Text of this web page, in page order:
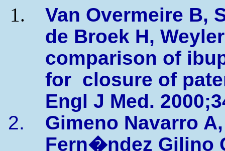
Van Overmeire B,
de Broek H,
comparison of
for closure of
Engl J Med.
Gimeno Navarro
Fern�ndez Gilino